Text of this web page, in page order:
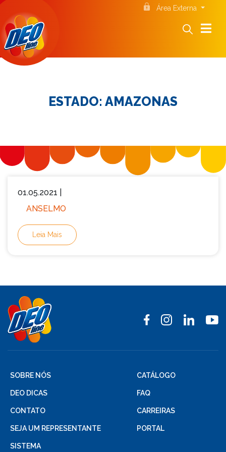
Área Externa
ESTADO: AMAZONAS
01.05.2021 |
ANSELMO
Leia Mais
SOBRE NÓS CATÁLOGO
DEO DICAS FAQ
CONTATO CARREIRAS
SEJA UM REPRESENTANTE PORTAL
SISTEMA